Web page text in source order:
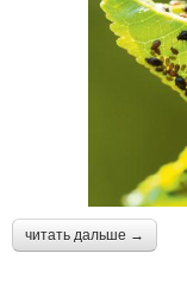
читать дальше →